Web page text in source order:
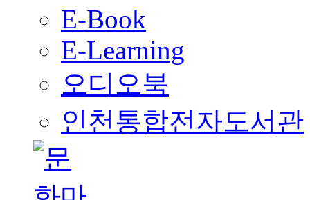
E-Book
E-Learning
오디오북
인천통합전자도서관